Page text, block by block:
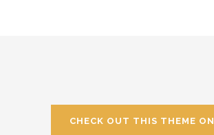
CHECK OUT THIS THEME ON